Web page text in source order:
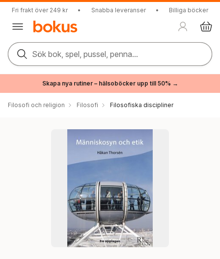
Fri frakt över 249 kr • Snabba leveranser • Billiga böcker
Sök bok, spel, pussel, penna...
Skapa nya rutiner – hälsoböcker upp till 50% →
Filosofi och religion Filosofi Filosofiska discipliner